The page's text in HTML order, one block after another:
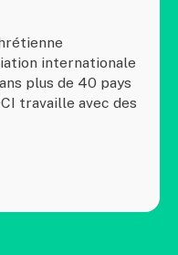
internationale
plus de 40 pays
travaille avec des